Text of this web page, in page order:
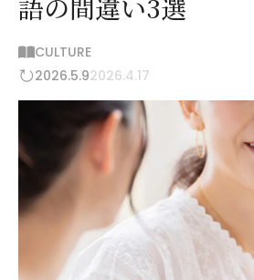
語の間違い3選
CULTURE
2026.5.92026.4.17